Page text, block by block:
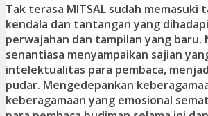
Tak terasa MITSAL sudah
kendala dan tantangan yang
perwajahan dan tampilan yang
senantiasa menyampaikan sajian
intelektualitas para pembaca,
pudar. Mengedepankan
keberagamaan yang emosional